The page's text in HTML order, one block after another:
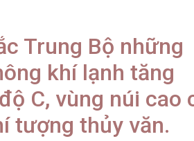
Trung Bộ những
khí lạnh tăng
C, vùng núi cao
tượng thủy văn.